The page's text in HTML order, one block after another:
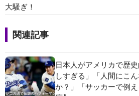
大騒ぎ！
関連記事
日本人がアメリカで歴
しすぎる」「人間にこ
か？」「サッカーで例